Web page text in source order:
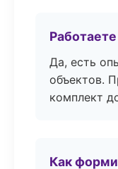
Да, есть
объектов.
комплект
Как